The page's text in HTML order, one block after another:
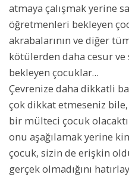
atmaya çalışmak yerine
öğretmenleri bekleyen
akrabalarının ve diğer
kötülerden daha cesur ve
bekleyen çocuklar…
Çevrenize daha dikkatli
çok dikkat etmeseniz
bir mülteci çocuk
onu aşağılamak yerine
çocuk, sizin de erişkin
gerçek olmadığını